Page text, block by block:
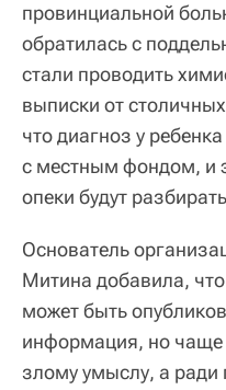
провинциальной
обратилась с
стали проводить
выписки от
что диагноз у
с местным фондом, и
опеки будут
Основатель
Митина добавила,
может быть
информация, но чаще
злому умыслу, а